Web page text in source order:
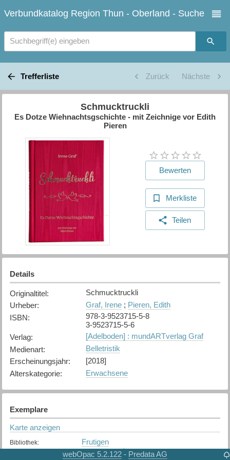
Verbundkatalog Region Thun - Oberland - Suche
Suchbegriff(e) eingeben
Trefferliste Zurück Nächste
Schmucktruckli
Es Dotze Wiehnachtsgschichte - mit Zeichnige vor Edith
Pieren
Bewerten
Merkliste
Teilen
Details
Originaltitel:
Schmucktruckli
Urheber: Graf, Irene; Pieren, Edith
ISBN:
978-3-9523715-5-8
3-9523715-5-6
Verlag:
[Adelboden] : mundARTverlag Graf
Medienart:
Belletristik
Erscheinungsjahr:
[2018]
Alterskategorie: Erwachsene
Exemplare
Karte anzeigen
Bibliothek: Frutigen
Verfügbar
webOpac 5.2.122 - Predata AG